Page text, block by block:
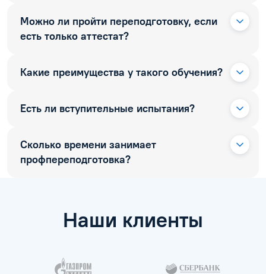
Можно ли пройти переподготовку, если
есть только аттестат?
Какие преимущества у такого обучения?
Есть ли вступительные испытания?
Сколько времени занимает
профпереподготовка?
Наши клиенты